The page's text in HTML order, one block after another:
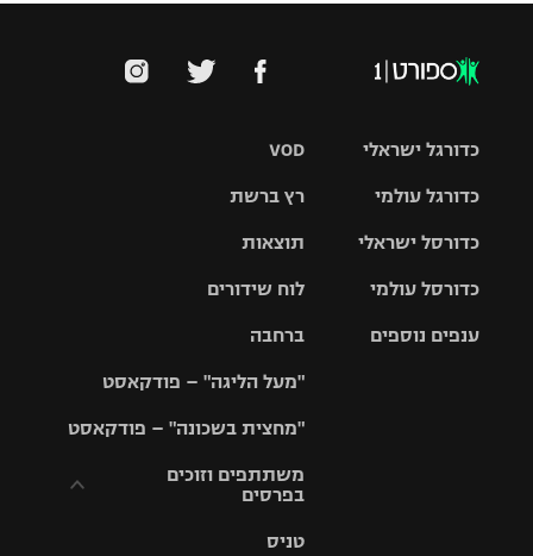
VOD
רץ ברשת
תוצאות
לוח שידורים
ברחבה
"מעל הליגה" – פודקאסט
"מחצית בשכונה" – פודקאסט
משתתפים וזוכים
בפרסים
טניס
כדורגל ישראלי
גביע הטוטו
כדורגל עולמי
האלופות
ליגה
כדורסל ישראלי
סל
כדורסל עולמי
ענפים נוספים